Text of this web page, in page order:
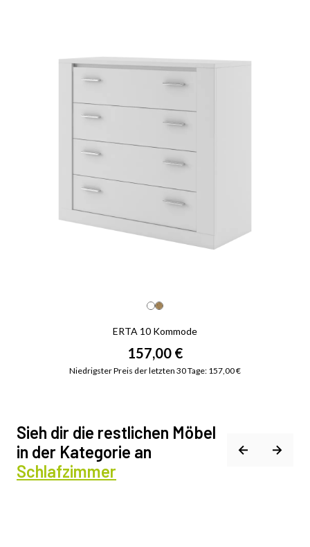
ERTA 10 Kommode
157,00 €
Niedrigster Preis der letzten 30 Tage: 157,00 €
Sieh dir die restlichen Möbel
in der Kategorie an
Schlafzimmer